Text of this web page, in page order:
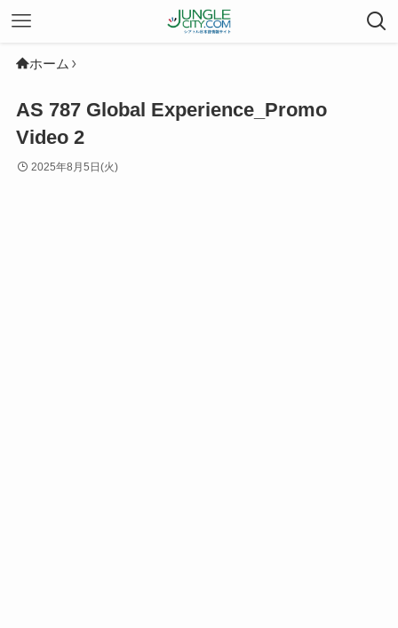
ホーム
AS 787 Global Experience_Promo
Video 2
2025年8月5日(火)